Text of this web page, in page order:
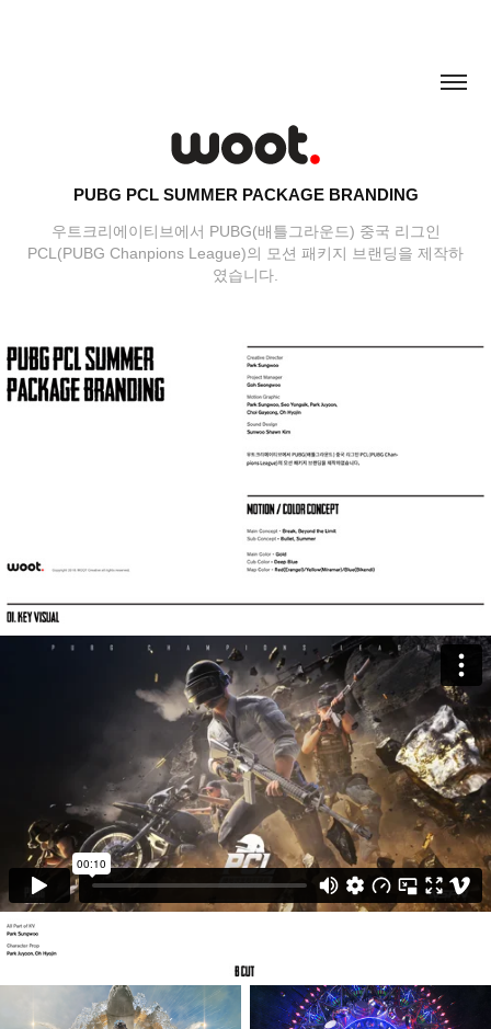
PUBG PCL SUMMER PACKAGE BRANDING
우트크리에이티브에서 PUBG(배틀그라운드) 중국 리그인
PCL(PUBG Chanpions League)의 모션 패키지 브랜딩을 제작하
였습니다.